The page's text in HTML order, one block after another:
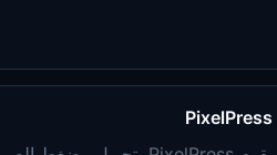
PixelPress